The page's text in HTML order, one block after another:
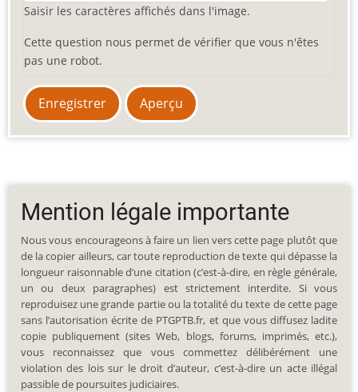
Saisir les caractères affichés dans l'image.
Cette question nous permet de vérifier que vous n'êtes
pas une robot.
Mention légale importante
Nous vous encourageons à faire un lien vers cette page plutôt que
de la copier ailleurs, car toute reproduction de texte qui dépasse la
longueur raisonnable d’une citation (c’est-à-dire, en règle générale,
un ou deux paragraphes) est strictement interdite. Si vous
reproduisez une grande partie ou la totalité du texte de cette page
sans l’autorisation écrite de PTGPTB.fr, et que vous diffusez ladite
copie publiquement (sites Web, blogs, forums, imprimés, etc.),
vous reconnaissez que vous commettez délibérément une
violation des lois sur le droit d’auteur, c’est-à-dire un acte illégal
passible de poursuites judiciaires.